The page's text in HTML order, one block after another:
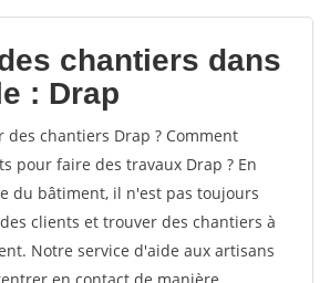
votes
chantiers dans
: Drap
des chantiers Drap ? Comment
pour faire des travaux Drap ? En
du bâtiment, il n'est pas toujours
clients et trouver des chantiers à
Notre service d'aide aux artisans